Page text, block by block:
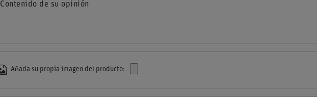
Contenido de su opinión
Añada su propia imagen del producto: